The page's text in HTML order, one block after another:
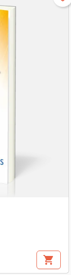
shopping_cart